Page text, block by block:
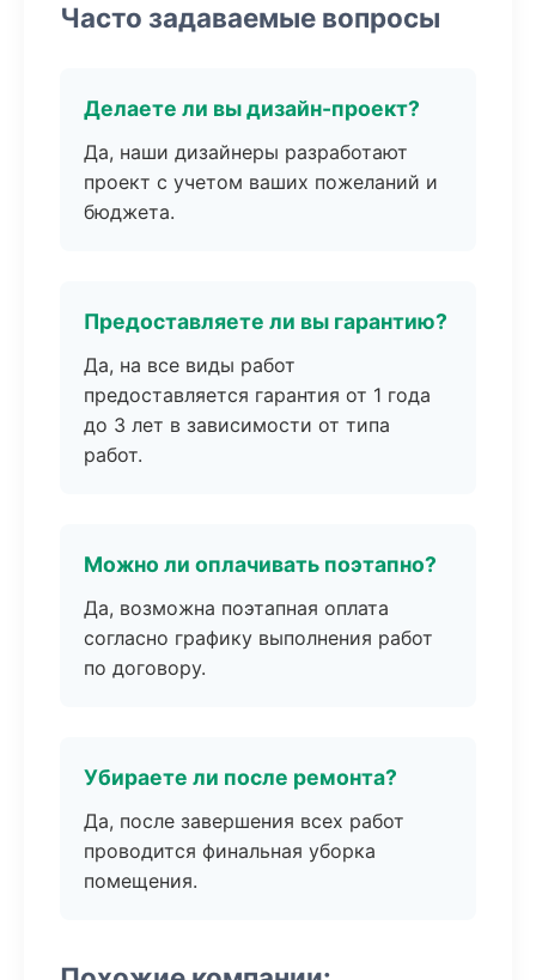
Часто задаваемые вопросы
Делаете ли вы дизайн-проект?
Да, наши дизайнеры разработают
проект с учетом ваших пожеланий и
бюджета.
Предоставляете ли вы гарантию?
Да, на все виды работ
предоставляется гарантия от 1 года
до 3 лет в зависимости от типа
работ.
Можно ли оплачивать поэтапно?
Да, возможна поэтапная оплата
согласно графику выполнения работ
по договору.
Убираете ли после ремонта?
Да, после завершения всех работ
проводится финальная уборка
помещения.